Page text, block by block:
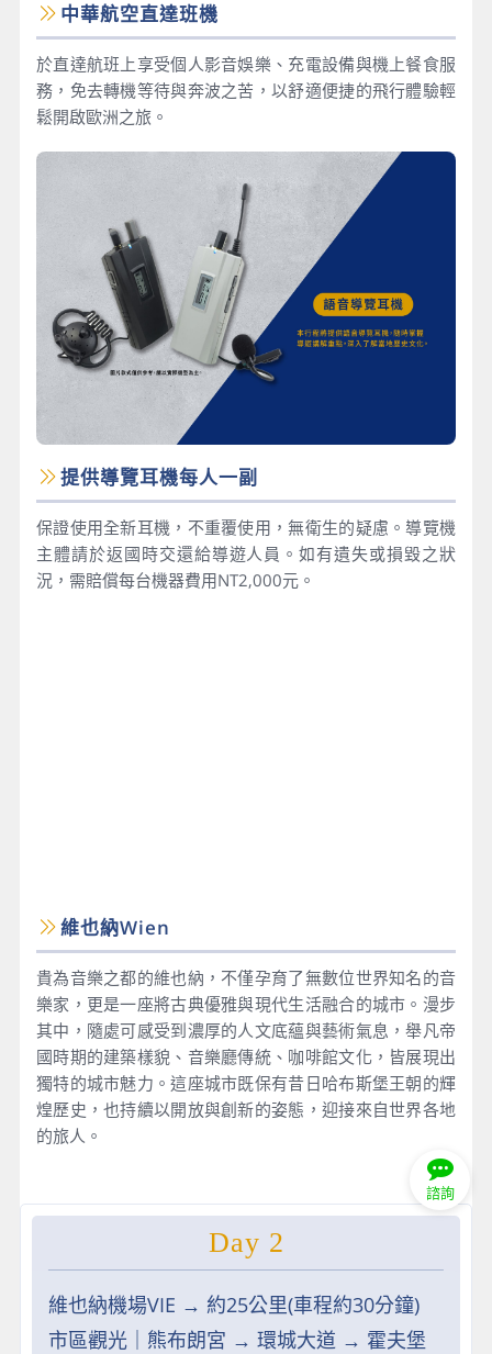
中華航空直達班機
於直達航班上享受個人影音娛樂、充電設備與機上餐食服
務，免去轉機等待與奔波之苦，以舒適便捷的飛行體驗輕
鬆開啟歐洲之旅。
提供導覽耳機每人一副
保證使用全新耳機，不重覆使用，無衛生的疑慮。導覽機
主體請於返國時交還給導遊人員。如有遺失或損毀之狀
況，需賠償每台機器費用NT2,000元。
維也納Wien
貴為音樂之都的維也納，不僅孕育了無數位世界知名的音
樂家，更是一座將古典優雅與現代生活融合的城市。漫步
其中，隨處可感受到濃厚的人文底蘊與藝術氣息，舉凡帝
國時期的建築樣貌、音樂廳傳統、咖啡館文化，皆展現出
獨特的城市魅力。這座城市既保有昔日哈布斯堡王朝的輝
煌歷史，也持續以開放與創新的姿態，迎接來自世界各地
的旅人。
Day 2
維也納機場VIE → 約25公里(車程約30分鐘)
市區觀光｜熊布朗宮 → 環城大道 → 霍夫堡
諮詢